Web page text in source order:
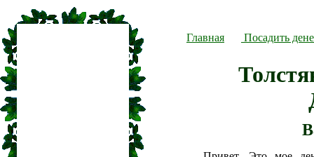
Главная Посадить